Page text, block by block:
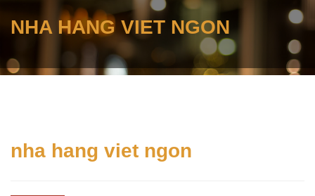
NHA HANG VIET NGON
nha hang viet ngon